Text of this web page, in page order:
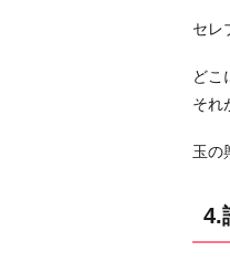
セレ
どこ
それ
玉の
4.